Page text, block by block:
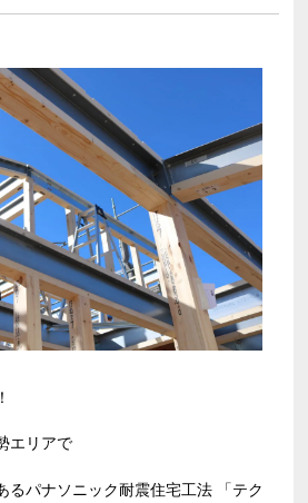
エリアで
るパナソニック耐震住宅工法 「テク